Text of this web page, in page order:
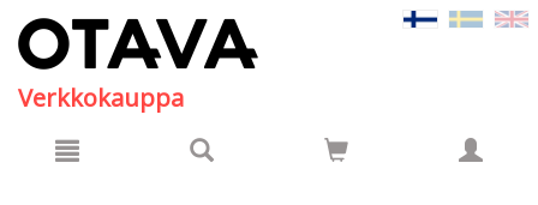
Verkkokauppa